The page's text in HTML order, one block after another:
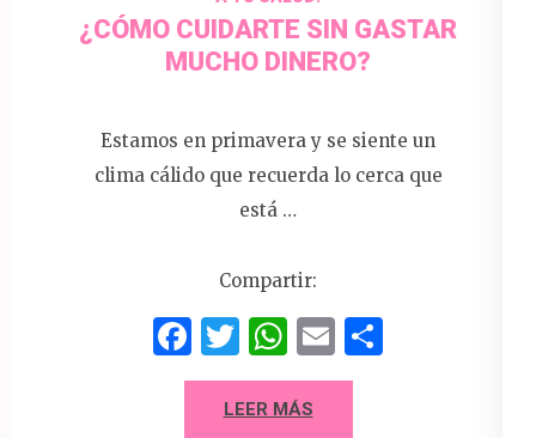
¿CÓMO CUIDARTE SIN GASTAR
MUCHO DINERO?
Estamos en primavera y se siente un
clima cálido que recuerda lo cerca que
está …
Compartir:
Facebook
Twitter
WhatsApp
Email
LEER MÁS